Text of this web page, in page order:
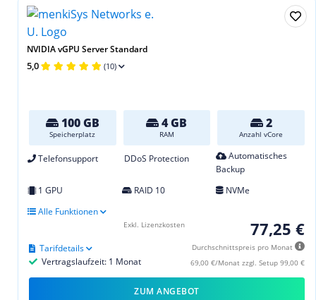
NVIDIA vGPU Server Standard
5,0 (10)
100 GB
Speicherplatz
4 GB
RAM
2
Anzahl vCore
Telefonsupport DDoS Protection
Automatisches
Backup
1 GPU
RAID 10
NVMe
Alle Funktionen
77,25 €
Durchschnittspreis pro Monat
69,00 €/Monat zzgl. Setup 99,00 €
Vertragslaufzeit: 1 Monat
Tarifdetails
Exkl. Lizenzkosten
ZUM ANGEBOT